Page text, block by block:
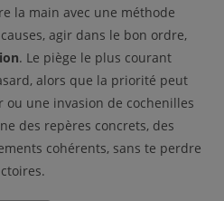
la main avec une méthode
agir dans le bon ordre,
. Le piège le plus courant
alors que la priorité peut
une invasion de cochenilles
des repères concrets, des
cohérents, sans te perdre